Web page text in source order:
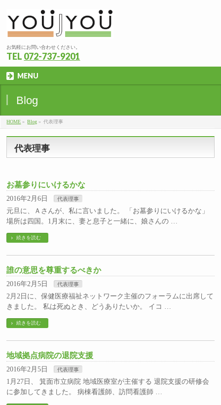
お気軽にお問い合わせください。
TEL 072-737-9201
MENU
Blog
HOME » Blog » 代表理事
代表理事
お墓参りにいけるかな
2016年2月6日 代表理事
元旦に、Ａさんが、私に言いました。 「お墓参りにいけるかな」
場所は四国。1月末に、妻と息子と一緒に、娘さんの …
続きを読む
誰の意思を尊重するべきか
2016年2月5日 代表理事
2月2日に、保健医療福祉ネットワーク主催のフォーラムに出席して
きました。 私は死ぬとき、どうありたいか。 イコ …
続きを読む
地域拠点病院の退院支援
2016年2月5日 代表理事
1月27日、 箕面市立病院 地域医療室が主催する 退院支援の研修会
に参加してきました。 病棟看護師、訪問看護師 …